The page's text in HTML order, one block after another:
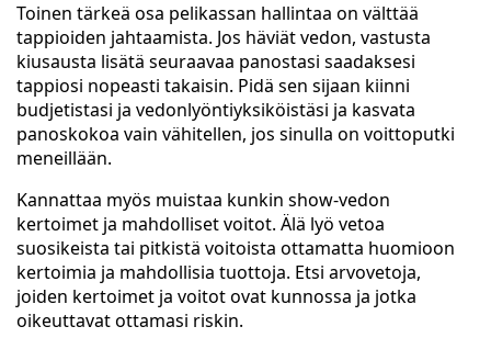
Toinen tärkeä osa pelikassan hallintaa on välttää
tappioiden jahtaamista. Jos häviät vedon, vastusta
kiusausta lisätä seuraavaa panostasi saadaksesi
tappiosi nopeasti takaisin. Pidä sen sijaan kiinni
budjetistasi ja vedonlyöntiyksiköistäsi ja kasvata
panoskokoa vain vähitellen, jos sinulla on voittoputki
meneillään.
Kannattaa myös muistaa kunkin show-vedon
kertoimet ja mahdolliset voitot. Älä lyö vetoa
suosikeista tai pitkistä voitoista ottamatta huomioon
kertoimia ja mahdollisia tuottoja. Etsi arvovetoja,
joiden kertoimet ja voitot ovat kunnossa ja jotka
oikeuttavat ottamasi riskin.